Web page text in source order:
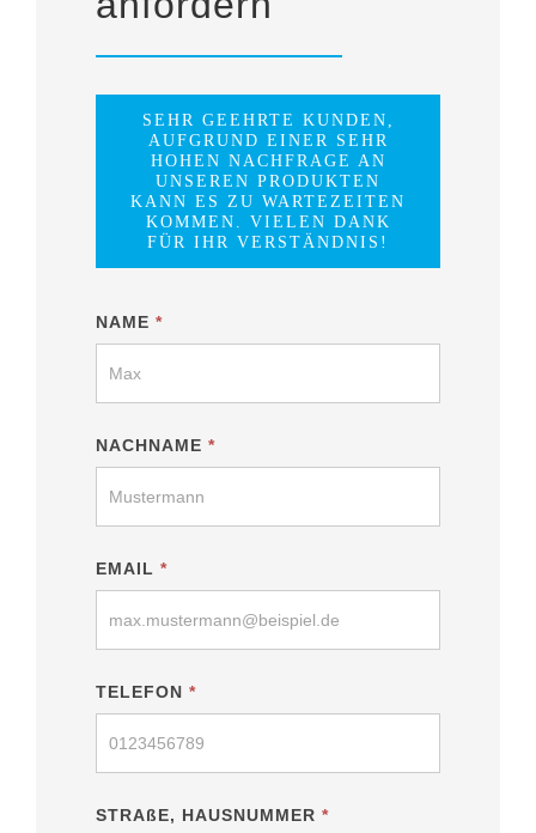
SEHR GEEHRTE KUNDEN,
AUFGRUND EINER SEHR
HOHEN NACHFRAGE AN
UNSEREN PRODUKTEN
KANN ES ZU WARTEZEITEN
KOMMEN. VIELEN DANK
FÜR IHR VERSTÄNDNIS!
Zaunbau-
NAME *
NACHNAME *
EMAIL *
TELEFON *
STRAßE, HAUSNUMMER *